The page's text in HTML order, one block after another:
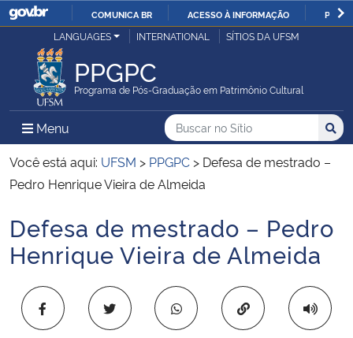
IR
COMUNICA BR ACESSO À INFORMAÇÃO
Ministério da Justiça e Segurança Pública
Ministério da Defesa
Ministério das Relações Exteriores
Ministério da Infraestrutura
Ministério da Educação
LANGUAGES INTERNATIONAL SÍTIOS DA UFSM
PPGPC
Programa de Pós-Graduação em Patrimônio Cultural
Menu Menu Principal do Sítio
Busca
Buscar no no Sítio
Busca:
Você está aqui: UFSM > PPGPC > Defesa de mestrado –
Pedro Henrique Vieira de Almeida
Início do conteúdo
Defesa de mestrado – Pedro
Henrique Vieira de Almeida
Copiar para área